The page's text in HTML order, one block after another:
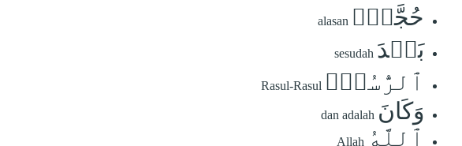
حُجَّةُۢ alasan
بَعۡدَ sesudah
ٱلرُّسُلِۚ Rasul-Rasul
وَكَانَ dan adalah
ٱللَّهُ Allah